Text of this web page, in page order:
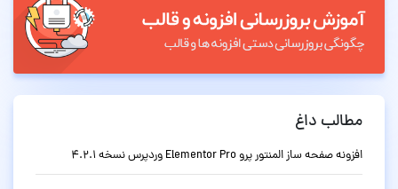
مطالب داغ
افزونه صفحه ساز المنتور پرو Elementor Pro وردپرس نسخه 4.2.1